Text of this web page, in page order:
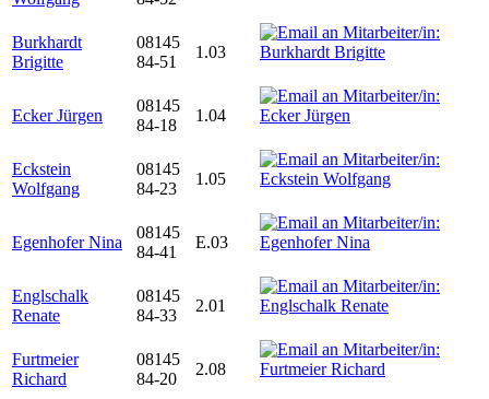
Burkhardt
Brigitte
08145
84-51
1.03
Ecker Jürgen
08145
84-18
1.04
Eckstein
Wolfgang
08145
84-23
1.05
Egenhofer Nina
08145
84-41
E.03
Englschalk
Renate
08145
84-33
2.01
Furtmeier
Richard
08145
84-20
2.08